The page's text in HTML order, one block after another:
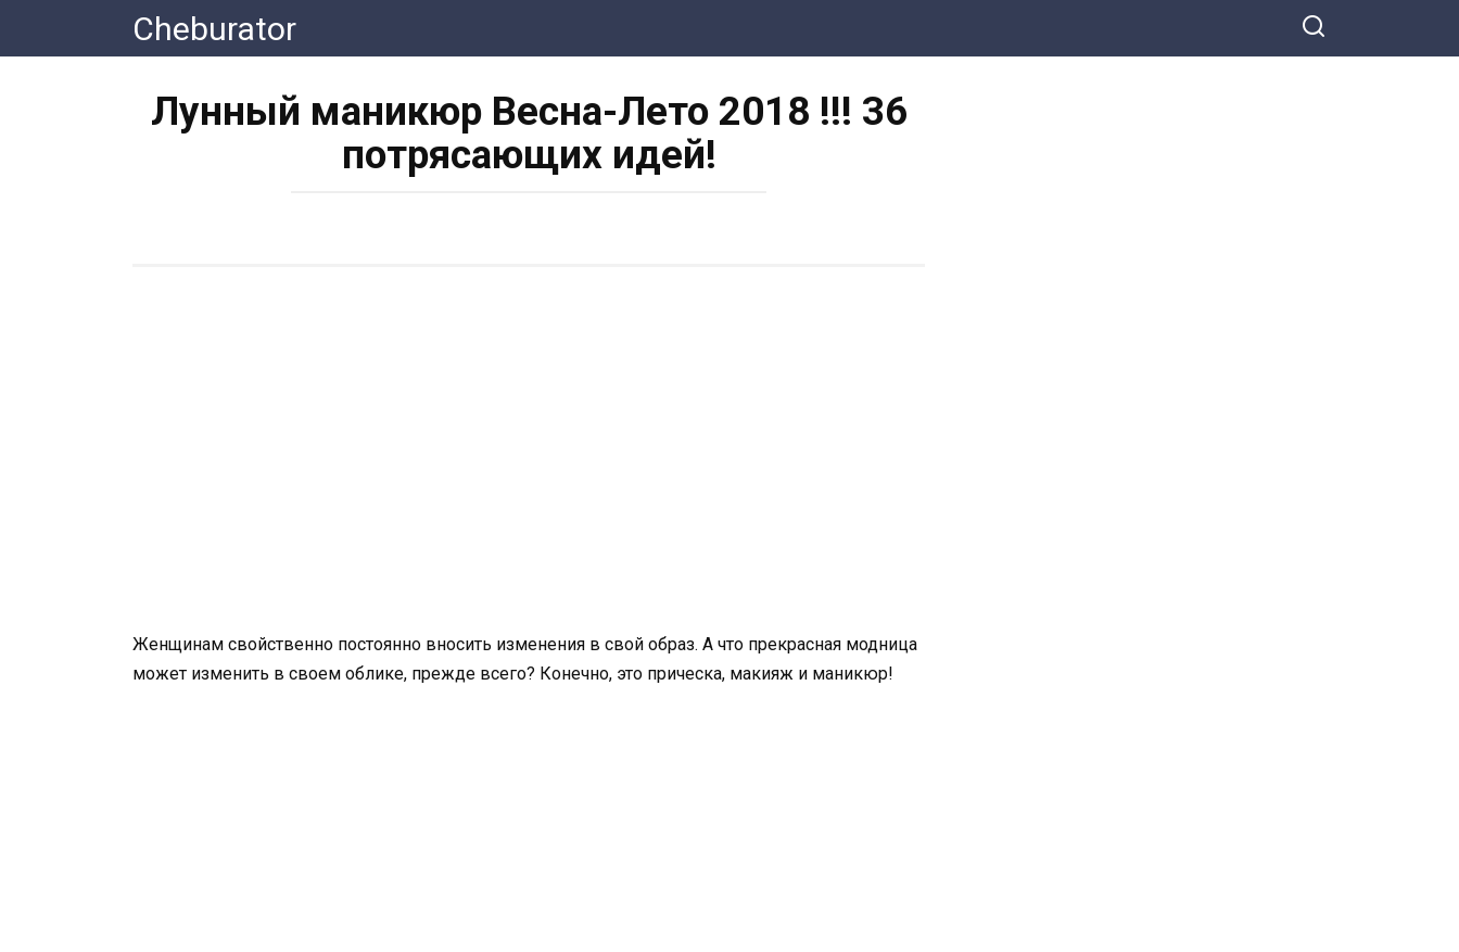
контенту
Cheburator
Лунный маникюр Весна-Лето 2018 !!! 36
потрясающих идей!
Женщинам свойственно постоянно вносить изменения в свой образ. А что прекрасная модница
может изменить в своем облике, прежде всего? Конечно, это прическа, макияж и маникюр!